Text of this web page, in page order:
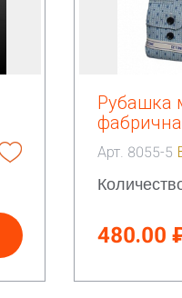
Рубашка
Арт. 8055-5
480.00